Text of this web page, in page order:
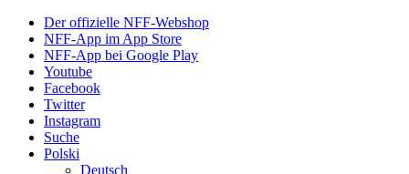
Der offizielle NFF-Webshop
NFF-App im App Store
NFF-App bei Google Play
Youtube
Facebook
Twitter
Instagram
Suche
Polski
Deutsch